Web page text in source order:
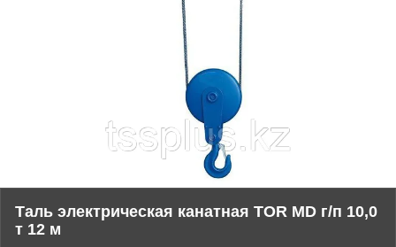
Таль электрическая канатная TOR MD г/п 10,0
т 12 м